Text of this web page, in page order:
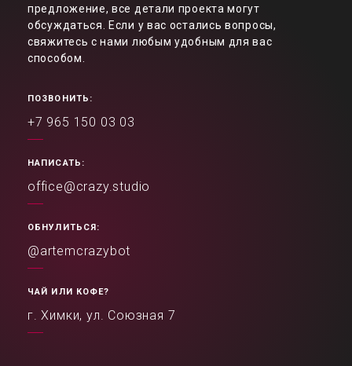
предложение, все детали проекта могут
обсуждаться. Если у вас остались вопросы,
свяжитесь с нами любым удобным для вас
способом.
ПОЗВОНИТЬ:
+7 965 150 03 03
НАПИСАТЬ:
office@crazy.studio
ОБНУЛИТЬСЯ:
@artemcrazybot
ЧАЙ ИЛИ КОФЕ?
г. Химки, ул. Союзная 7